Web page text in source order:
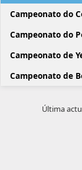
Campeonato do
Campeonato do
Campeonato de
Campeonato de
Última